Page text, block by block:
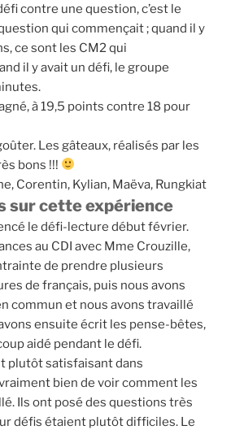
contre une question, c’est le
qui commençait ; quand il y
ce sont les CM2 qui
il y avait un défi, le groupe
à 19,5 points contre 18 pour
Les gâteaux, réalisés par les
bons !!!
Corentin, Kylian, Maëva, Rungkiat
sur cette expérience
le défi-lecture début février.
au CDI avec Mme Crouzille,
de prendre plusieurs
de français, puis nous avons
commun et nous avons travaillé
ensuite écrit les pense-bêtes,
aidé pendant le défi.
plutôt satisfaisant dans
vraiment bien de voir comment les
Ils ont posé des questions très
défis étaient plutôt difficiles. Le